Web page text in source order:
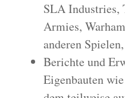
SLA Industries,
Armies,
anderen Spielen,
Berichte und
Eigenbauten